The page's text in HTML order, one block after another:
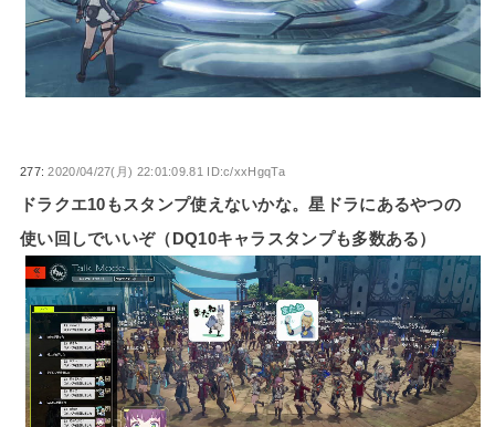
277:2020/04/27(月) 22:01:09.81 ID:c/xxHgqTa
ドラクエ10もスタンプ使えないかな。星ドラにあるやつの
使い回しでいいぞ（DQ10キャラスタンプも多数ある）